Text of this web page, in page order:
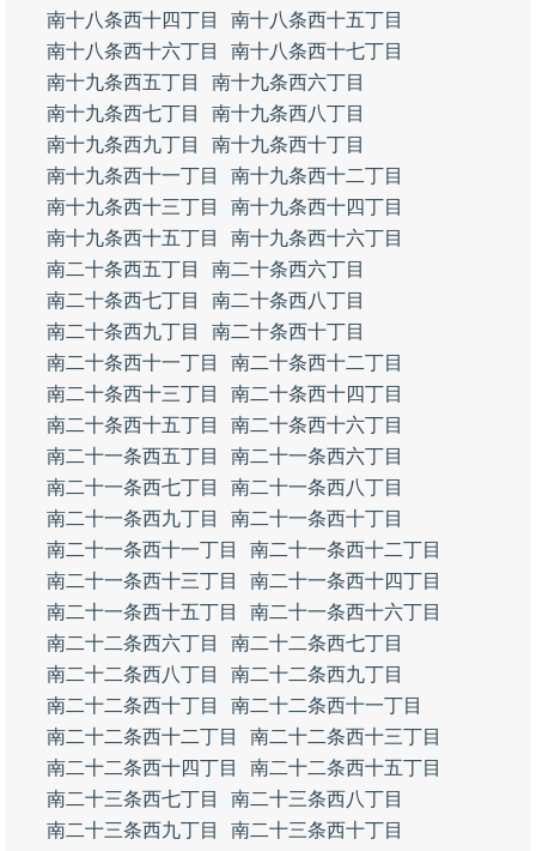
南十八条西十四丁目
南十八条西十五丁目
南十八条西十六丁目
南十八条西十七丁目
南十九条西五丁目
南十九条西六丁目
南十九条西七丁目
南十九条西八丁目
南十九条西九丁目
南十九条西十丁目
南十九条西十一丁目
南十九条西十二丁目
南十九条西十三丁目
南十九条西十四丁目
南十九条西十五丁目
南十九条西十六丁目
南二十条西五丁目
南二十条西六丁目
南二十条西七丁目
南二十条西八丁目
南二十条西九丁目
南二十条西十丁目
南二十条西十一丁目
南二十条西十二丁目
南二十条西十三丁目
南二十条西十四丁目
南二十条西十五丁目
南二十条西十六丁目
南二十一条西五丁目
南二十一条西六丁目
南二十一条西七丁目
南二十一条西八丁目
南二十一条西九丁目
南二十一条西十丁目
南二十一条西十一丁目
南二十一条西十二丁目
南二十一条西十三丁目
南二十一条西十四丁目
南二十一条西十五丁目
南二十一条西十六丁目
南二十二条西六丁目
南二十二条西七丁目
南二十二条西八丁目
南二十二条西九丁目
南二十二条西十丁目
南二十二条西十一丁目
南二十二条西十二丁目
南二十二条西十三丁目
南二十二条西十四丁目
南二十二条西十五丁目
南二十三条西七丁目
南二十三条西八丁目
南二十三条西九丁目
南二十三条西十丁目